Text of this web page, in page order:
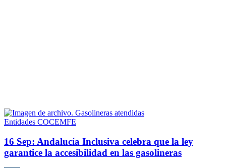
Entidades COCEMFE
16 Sep: Andalucía Inclusiva celebra que la ley
garantice la accesibilidad en las gasolineras